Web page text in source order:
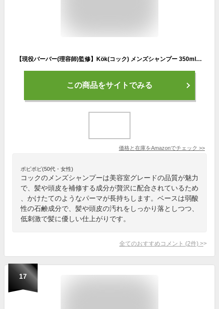
【現役バーバー(理容師)監修】Kök(コック) メンズシャンプー 350ml オールインワン ハリコシ ボリュームアップ ヘマチン(高級成分) 濃密泡 ヘアカラー パーマ 長持ち 高級な香り 大人の香り
この商品をサイトでみる
価格と在庫をAmazonでチェック >>
ポピポピ(50代・女性)
コックのメンズシャンプーは美容室グレードの品質が魅力
で、髪や頭皮を補修する成分が贅沢に配合されているため
、かけたてのようなパーマが長持ちします。ベースは弱酸
性の石鹸成分で、髪や頭皮の汚れをしっかり落としつつ、
低刺激で髪に優しい仕上がりです。
全てのおすすめコメント (2件) >
17